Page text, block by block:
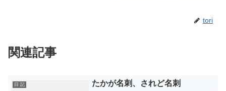
tori
関連記事
日 記 たかが名刺、されど名刺